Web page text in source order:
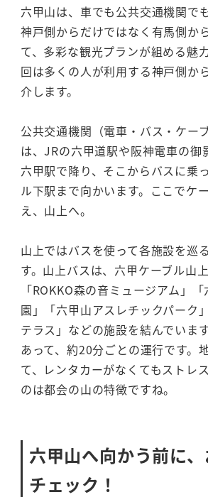
六甲山は、車でも公共交通機関で
神戸側からだけではなく有馬側か
て、多彩な観光プランが組める魅
回は多くの人が利用する神戸側か
介します。
公共交通機関（電車・バス・ケー
は、JRの六甲道駅や阪神電車の御
六甲駅で降り、そこからバスに乗
ル下駅まで向かいます。ここでケ
え、山上へ。
山上ではバスを使って各施設を巡
す。山上バスは、六甲ケーブル山
「ROKKO森の音ミュージアム」
園」「六甲山アスレチックパーク
テラス」などの施設を結んでいま
あって、約20分ごとの運行です。
て、レンタカーがなくてもストレ
のは都会の山の特徴ですね。
六甲山へ向かう前に
チェック！